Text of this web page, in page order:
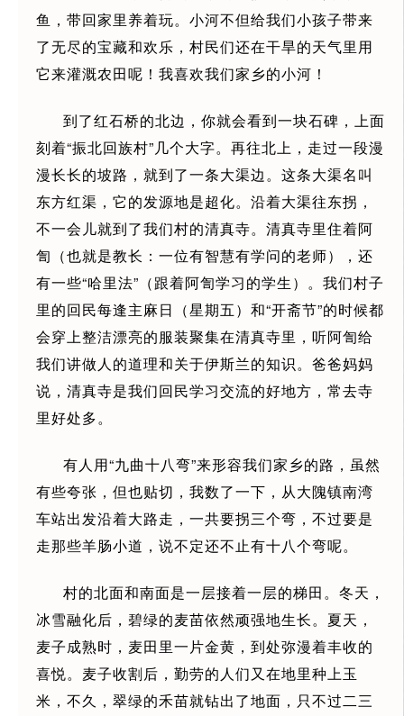
鱼，带回家里养着玩。小河不但给我们小孩子带来
了无尽的宝藏和欢乐，村民们还在干旱的天气里用
它来灌溉农田呢！我喜欢我们家乡的小河！
到了红石桥的北边，你就会看到一块石碑，上面
刻着“振北回族村”几个大字。再往北上，走过一段漫
漫长长的坡路，就到了一条大渠边。这条大渠名叫
东方红渠，它的发源地是超化。沿着大渠往东拐，
不一会儿就到了我们村的清真寺。清真寺里住着阿
訇（也就是教长：一位有智慧有学问的老师），还
有一些“哈里法”（跟着阿訇学习的学生）。我们村子
里的回民每逢主麻日（星期五）和“开斋节”的时候都
会穿上整洁漂亮的服装聚集在清真寺里，听阿訇给
我们讲做人的道理和关于伊斯兰的知识。爸爸妈妈
说，清真寺是我们回民学习交流的好地方，常去寺
里好处多。
有人用“九曲十八弯”来形容我们家乡的路，虽然
有些夸张，但也贴切，我数了一下，从大隗镇南湾
车站出发沿着大路走，一共要拐三个弯，不过要是
走那些羊肠小道，说不定还不止有十八个弯呢。
村的北面和南面是一层接着一层的梯田。冬天，
冰雪融化后，碧绿的麦苗依然顽强地生长。夏天，
麦子成熟时，麦田里一片金黄，到处弥漫着丰收的
喜悦。麦子收割后，勤劳的人们又在地里种上玉
米，不久，翠绿的禾苗就钻出了地面，只不过二三